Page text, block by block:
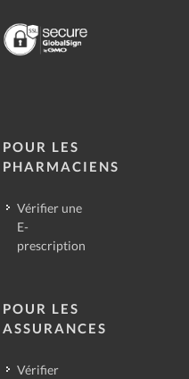
POUR LES
PHARMACIENS
Vérifier une
E-
prescription
POUR LES
ASSURANCES
Vérifier